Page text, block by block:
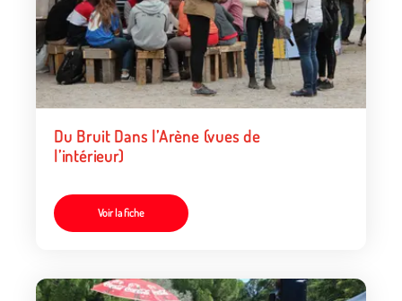
Du Bruit Dans l’Arène (vues de
l’intérieur)
Voir la fiche